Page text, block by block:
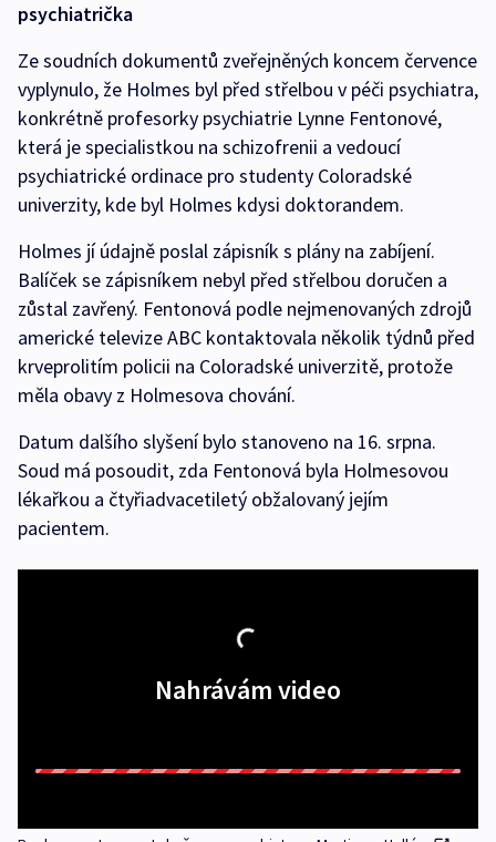
psychiatrička
Ze soudních dokumentů zveřejněných koncem července
vyplynulo, že Holmes byl před střelbou v péči psychiatra,
konkrétně profesorky psychiatrie Lynne Fentonové,
která je specialistkou na schizofrenii a vedoucí
psychiatrické ordinace pro studenty Coloradské
univerzity, kde byl Holmes kdysi doktorandem.
Holmes jí údajně poslal zápisník s plány na zabíjení.
Balíček se zápisníkem nebyl před střelbou doručen a
zůstal zavřený. Fentonová podle nejmenovaných zdrojů
americké televize ABC kontaktovala několik týdnů před
krveprolitím policii na Coloradské univerzitě, protože
měla obavy z Holmesova chování.
Datum dalšího slyšení bylo stanoveno na 16. srpna.
Soud má posoudit, zda Fentonová byla Holmesovou
lékařkou a čtyřiadvacetiletý obžalovaný jejím
pacientem.
Nahrávám video